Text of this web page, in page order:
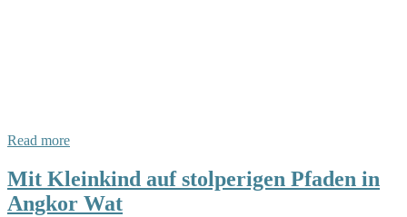
Read more
Mit Kleinkind auf stolperigen Pfaden in
Angkor Wat